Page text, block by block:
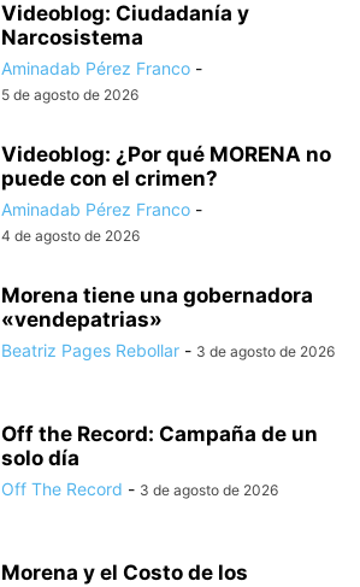
Videoblog: Ciudadanía y
Narcosistema
Aminadab Pérez Franco -
5 de agosto de 2026
Videoblog: ¿Por qué MORENA no
puede con el crimen?
Aminadab Pérez Franco -
4 de agosto de 2026
Morena tiene una gobernadora
«vendepatrias»
Beatriz Pages Rebollar - 3 de agosto de 2026
Off the Record: Campaña de un
solo día
Off The Record - 3 de agosto de 2026
Morena y el Costo de los